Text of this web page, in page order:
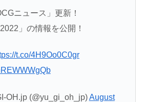
ニュース」更新！
」の情報を公開！
t.co/4H9Oo0C0gr
OH.jp (@yu_gi_oh_jp)August